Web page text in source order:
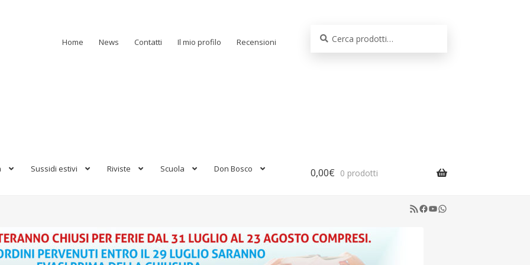
Home News Contatti Il mio profilo Recensioni
Sussidi estivi Riviste Scuola Don Bosco 0,00€ 0 prodotti
RSS Feed
Facebook
YouTube
WhatsApp